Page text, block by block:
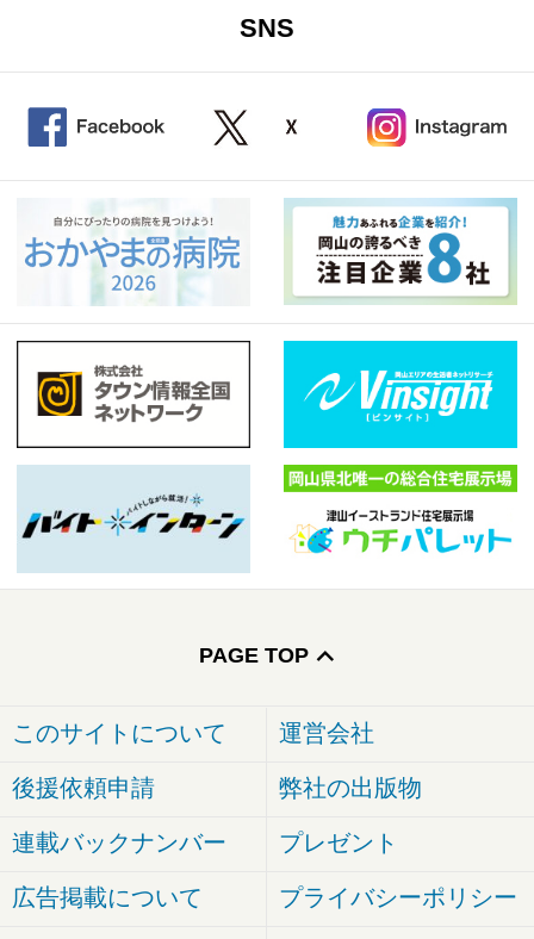
SNS
PAGE TOP
このサイトについて 運営会社
後援依頼申請 弊社の出版物
連載バックナンバー プレゼント
広告掲載について プライバシーポリシー